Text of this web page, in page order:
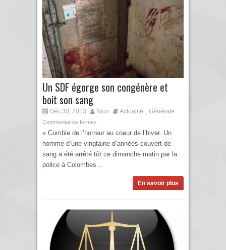
Un SDF égorge son congénère et
boit son sang
Déc 30, 2013 Nico Actualité , Générale
Commentaires fermés
« Comble de l’horreur au coeur de l’hiver. Un
homme d’une vingtaine d’années couvert de
sang a été arrêté tôt ce dimanche matin par la
police à Colombes...
En savoir plus